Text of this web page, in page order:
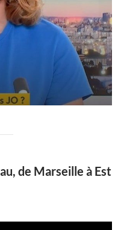
de Marseille à Est